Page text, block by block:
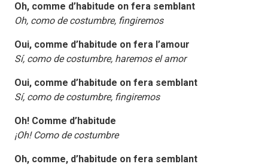
Oh, comme d’habitude on fera semblant
Oh, como de costumbre, fingiremos
Oui, comme d’habitude on fera l’amour
Sí, como de costumbre, haremos el amor
Oui, comme d’habitude on fera semblant
Sí, como de costumbre, fingiremos
Oh! Comme d’habitude
¡Oh! Como de costumbre
Oh, comme, d’habitude on fera semblant